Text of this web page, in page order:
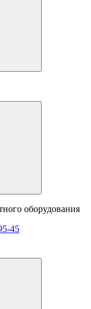
оборудования
45